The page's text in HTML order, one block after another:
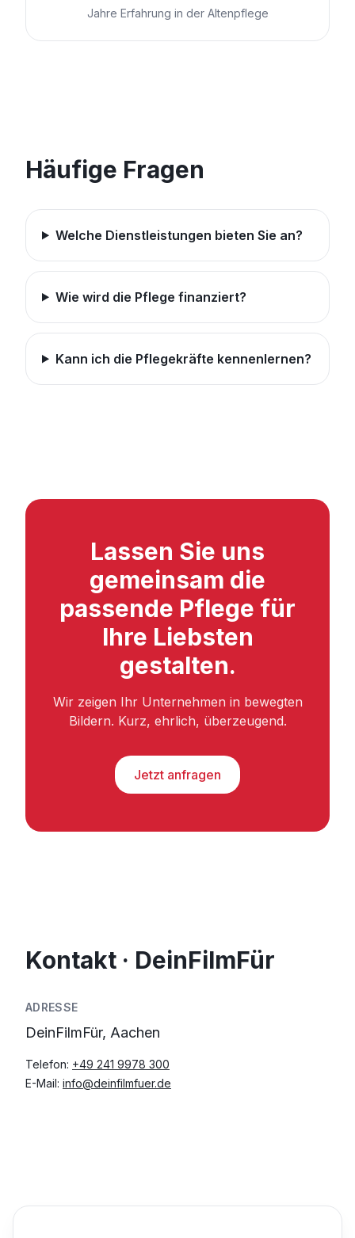
Jahre Erfahrung in der Altenpflege
Häufige Fragen
Welche Dienstleistungen bieten Sie an?
Wie wird die Pflege finanziert?
Kann ich die Pflegekräfte kennenlernen?
Lassen Sie uns
gemeinsam die
passende Pflege für
Ihre Liebsten
gestalten.
Wir zeigen Ihr Unternehmen in bewegten
Bildern. Kurz, ehrlich, überzeugend.
Jetzt anfragen
Kontakt · DeinFilmFür
ADRESSE
DeinFilmFür, Aachen
Telefon: +49 241 9978 300
E-Mail: info@deinfilmfuer.de